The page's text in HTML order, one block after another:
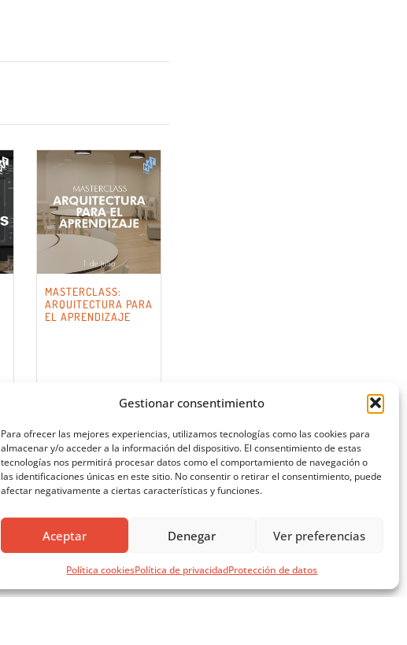
Gestionar consentimiento
Para ofrecer las mejores experiencias, utilizamos tecnologías como las cookies para
almacenar y/o acceder a la información del dispositivo. El consentimiento de estas
tecnologías nos permitirá procesar datos como el comportamiento de navegación o
las identificaciones únicas en este sitio. No consentir o retirar el consentimiento, puede
afectar negativamente a ciertas características y funciones.
Aceptar Denegar Ver preferencias
Política cookiesPolítica de privacidadProtección de datos
MASTERCLASS:
ARQUITECTURA PARA
EL APRENDIZAJE